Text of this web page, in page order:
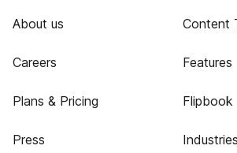
About us
Careers
Plans & Pricing
Press
Content
Features
Flipbook
Industries